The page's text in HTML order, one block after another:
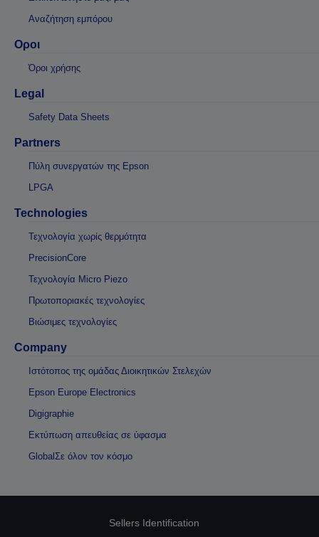
Αναζήτηση εμπόρου
Οροι
Όροι χρήσης
Legal
Safety Data Sheets
Partners
Πύλη συνεργατών της Epson
LPGA
Technologies
Τεχνολογία χωρίς θερμότητα
PrecisionCore
Τεχνολογία Micro Piezo
Πρωτοποριακές τεχνολογίες
Βιώσιμες τεχνολογίες
Company
Ιστότοπος της ομάδας Διοικητικών Στελεχών
Epson Europe Electronics
Digigraphie
Εκτύπωση απευθείας σε ύφασμα
GlobalΣε όλον τον κόσμο
Sellers Identification